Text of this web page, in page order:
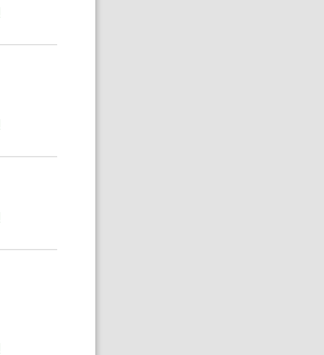
документ: Заповед № РД 49-81/17.04.2018 г.
документ: Правила за възстановяване на
документ: Ползване на дървесина от
документ: Заповед № 902/10.10.2017 г. на